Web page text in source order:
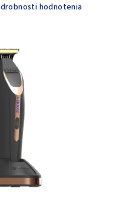
hodnotenia